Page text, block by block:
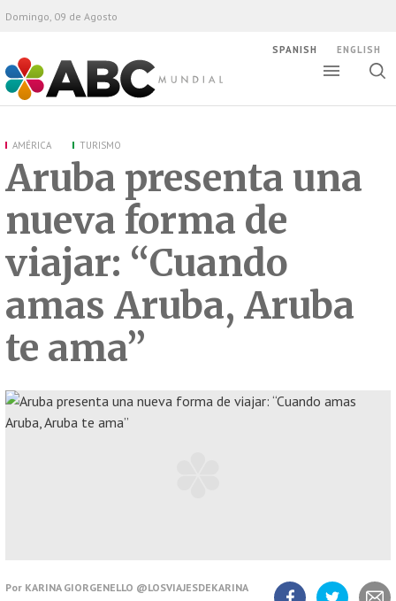
ABC Mundial
Domingo, 09 de Agosto
SPANISH ENGLISH
AMÉRICA TURISMO
Aruba presenta una
nueva forma de
viajar: “Cuando
amas Aruba, Aruba
te ama”
Por KARINA GIORGENELLO @LOSVIAJESDEKARINA